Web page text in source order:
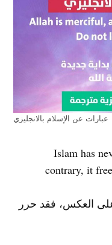
عبارات عن الإسلام بالانجليزي
.Islam has
contrary, it
العكس، فقد حرر